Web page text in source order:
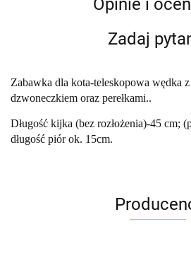
Opinie i
Zadaj
Zabawka dla kota-teleskopowa wędka
dzwoneczkiem oraz perełkami..
Długość kijka (bez rozłożenia)-45 cm;
długość piór ok. 15cm.